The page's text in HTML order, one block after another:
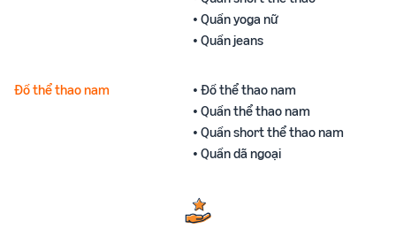
• Quần yoga nữ
• Quần jeans
Đồ thể thao nam
• Đồ thể thao nam
• Quần thể thao nam
• Quần short thể thao nam
• Quần dã ngoại